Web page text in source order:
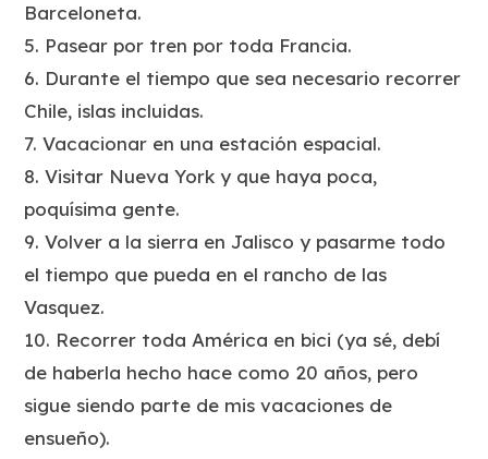
Barceloneta.
5. Pasear por tren por toda Francia.
6. Durante el tiempo que sea necesario recorrer
Chile, islas incluidas.
7. Vacacionar en una estación espacial.
8. Visitar Nueva York y que haya poca,
poquísima gente.
9. Volver a la sierra en Jalisco y pasarme todo
el tiempo que pueda en el rancho de las
Vasquez.
10. Recorrer toda América en bici (ya sé, debí
de haberla hecho hace como 20 años, pero
sigue siendo parte de mis vacaciones de
ensueño).